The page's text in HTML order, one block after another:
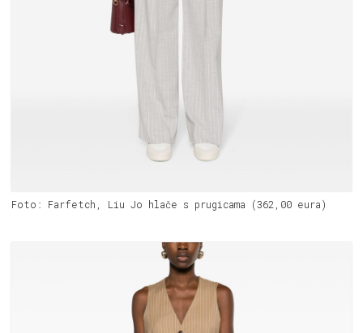
Foto: Farfetch, Liu Jo hlače s prugicama (362,00 eura)